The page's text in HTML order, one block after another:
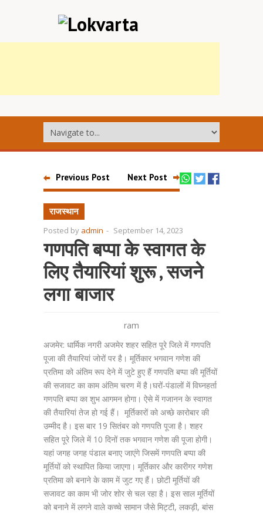
Previous Post Next Post
राजस्थान
Posted by admin - September 14, 2023
गणपति बप्पा के स्वागत के
लिए तैयारियां शुरू , सजने
लगा बाजार
ram
अजमेर: धार्मिक नगरी अजमेर शहर सहित पूरे जिले में गणपति
पूजा की तैयारियां जोरों पर है। मूर्तिकार भगवान गणेश की
प्रतिमा को अंतिम रूप देने में जुटे हुए हैं गणपति बप्पा की मूर्तियों
की सजावट का काम अंतिम चरण में है।घरों-पंडालों में विघ्नहर्ता
गणपति बप्पा का शुभ आगमन होगा। ऐसे में गजानन के स्वागत
की तैयारियां तेज हो गई हैं। मूर्तिकारों को अच्छे कारोबार की
उम्मीद है। इस बार 19 सितंबर को गणपति पूजा है। शहर
सहित पूरे जिले में 10 दिनों तक भगवान गणेश की पूजा होगी।
यहां जगह जगह पंडाल बनाए जाएंगे जिसमें गणपति बप्पा की
मूर्तियों को स्थापित किया जाएगा। मूर्तिकार और कारीगर गणेश
प्रतिमा को बनाने के काम में जुट गए हैं। छोटी मूर्तियों की
सजावट का काम भी जोर शोर से चल रहा है। इस साल मूर्तियों
को बनाने में लगने वाले कच्चे सामान जैसे मिट्टी, लकड़ी, बांस